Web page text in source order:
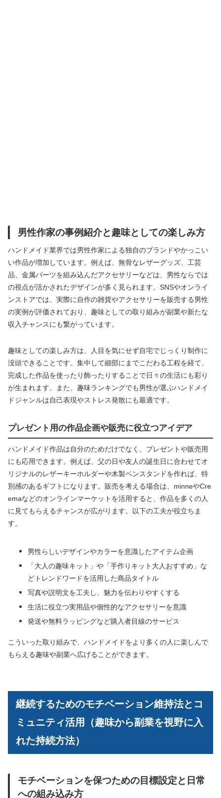
男性作家の事例紹介と趣味としての楽しみ方
ハンドメイド業界では男性作家による独自のブランドやかっこい
い作品が増加しています。例えば、無骨なレザーグッズ、工芸
品、金属パーツを組み込んだアクセサリーなどは、男性ならでは
の視点が活かされたデザインが多く見られます。SNSやオンライ
ンストアでは、実際に自作の雑貨やアクセサリーを販売する男性
の実例が評価されており、趣味としての取り組みが副業や新たな
収入チャンスにも繋がっています。
趣味としての楽しみ方は、人目を気にせず自宅でじっくり制作に
没頭できることです。集中して細部にまでこだわる工程を経て、
完成した作品を使ったり飾ったりすることで日々の生活にも彩り
が生まれます。また、趣味ランキングでも男性が選ぶハンドメイ
ドジャンルは自己表現やストレス発散にも最適です。
プレゼント用の作品企画や販売に役立つアイデア
ハンドメイド作品は自分のためだけでなく、プレゼントや販売用
にも応用できます。例えば、父の日や友人の誕生日に合わせてオ
リジナルのレザーキーホルダーや木製ペンスタンドを作れば、特
別感のあるギフトになります。販売を考える場合は、minneやCre
emaなどのオンラインマーケットを活用すると、作品を多くの人
に見てもらえるチャンスが広がります。以下の工夫が役立ちま
す。
男性らしいデザインやカラーを意識したアイテム企画
「大人の趣味キット」や「手作りキット大人おすすめ」な
どトレンドワードを活用した商品タイトル
写真や説明文を工夫し、魅力を伝わりやすくする
生活に役立つ実用品や個性的なアクセサリーを意識
発送や無料ラッピングなど購入者目線のサービス
こういった取り組みで、ハンドメイドをより多くの人に楽しんで
もらえる趣味や副業へ広げることができます。
継続するためのモチベーション維持法とコ
ミュニティ活用（趣味から副業を視野に入
れた持続方法）
モチベーションを保つための目標設定と日常
への組み込み方